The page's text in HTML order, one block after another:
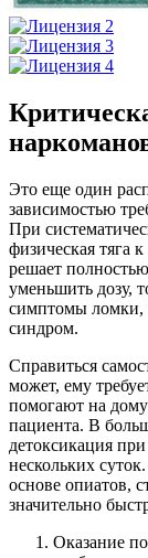
Это еще один
зависимостью
При
физическая тяга
решает
уменьшить дозу,
симптомы ломки,
синдром.
Справиться
может, ему
помогают на дому
пациента. В
детоксикация
нескольких
основе опиатов,
значительно
Оказание